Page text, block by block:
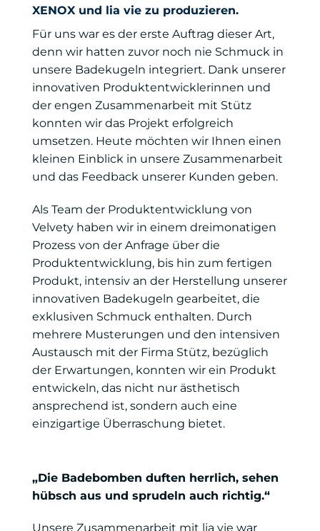
XENOX und lia vie zu produzieren.
Für uns war es der erste Auftrag dieser Art,
denn wir hatten zuvor noch nie Schmuck in
unsere Badekugeln integriert. Dank unserer
innovativen Produktentwicklerinnen und
der engen Zusammenarbeit mit Stütz
konnten wir das Projekt erfolgreich
umsetzen. Heute möchten wir Ihnen einen
kleinen Einblick in unsere Zusammenarbeit
und das Feedback unserer Kunden geben.
Als Team der Produktentwicklung von
Velvety haben wir in einem dreimonatigen
Prozess von der Anfrage über die
Produktentwicklung, bis hin zum fertigen
Produkt, intensiv an der Herstellung unserer
innovativen Badekugeln gearbeitet, die
exklusiven Schmuck enthalten. Durch
mehrere Musterungen und den intensiven
Austausch mit der Firma Stütz, bezüglich
der Erwartungen, konnten wir ein Produkt
entwickeln, das nicht nur ästhetisch
ansprechend ist, sondern auch eine
einzigartige Überraschung bietet.
„Die Badebomben duften herrlich, sehen
hübsch aus und sprudeln auch richtig.“
Unsere Zusammenarbeit mit lia vie war